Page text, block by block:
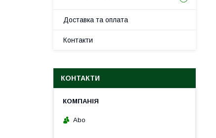
Доставка та оплата
Контакти
КОНТАКТИ
Abo